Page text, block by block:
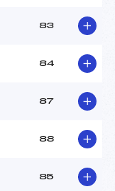
U20+SEN
83
84
87
88
85